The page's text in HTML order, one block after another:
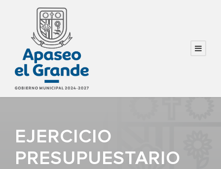
EJERCICIO
PRESUPUESTARIO